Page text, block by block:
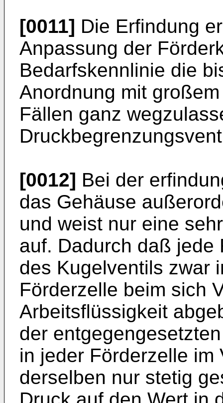
[0011] Die Erfindung
Anpassung der
Bedarfskennlinie die
Anordnung mit
Fällen ganz
[0012] Bei der
das Gehäuse
und weist nur eine
auf. Dadurch daß jede
des Kugelventils zwar
Förderzelle beim sich
Arbeitsflüssigkeit
der
in jeder Förderzelle im
derselben nur stetig